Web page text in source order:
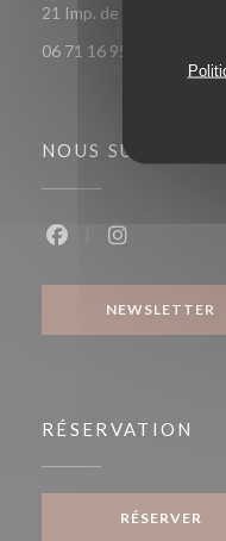
21 Imp. de Rigal Haut
06 71 16 95 23
NOUS SUIVRE
NEWSLETTER
RÉSERVATION
RÉSERVER